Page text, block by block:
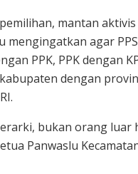
mantan aktivis
mengingatkan agar PPS
PPK, PPK dengan
dengan
bukan orang luar
Panwaslu